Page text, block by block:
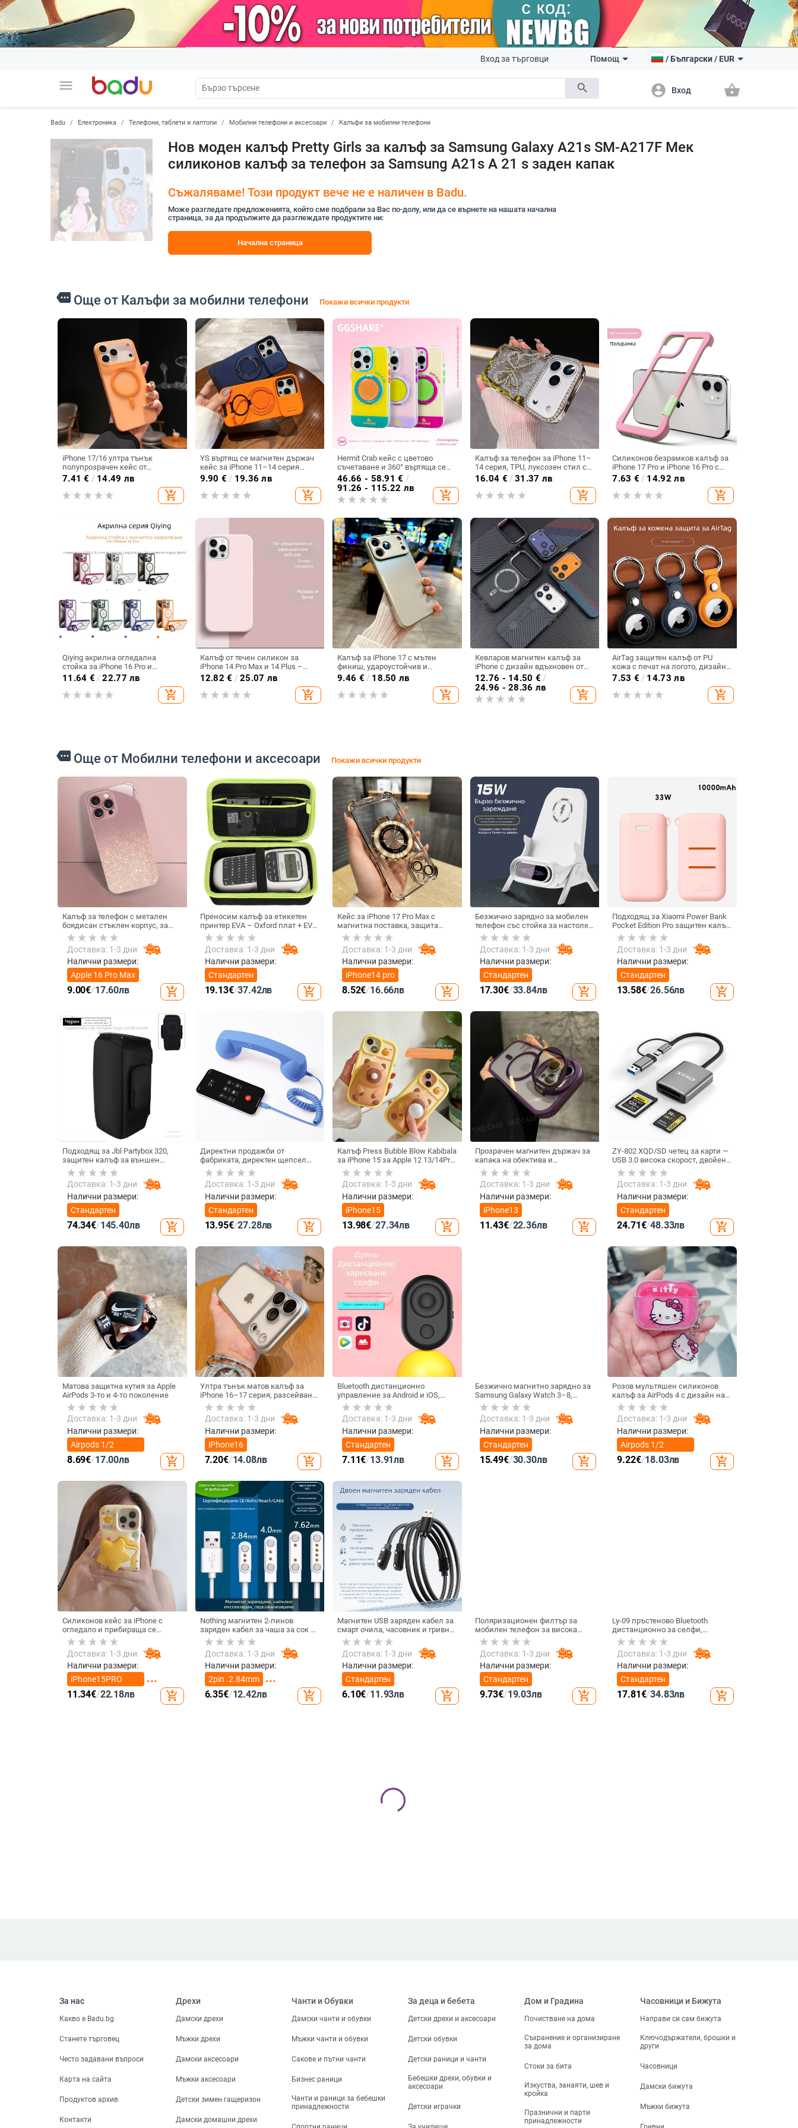
menu search
Вход за търговци Помощ /Български/ EUR
account_circle Вход shopping_basket
Badu Електроника Телефони, таблети и лаптопи Мобилни телефони и аксесоари Калъфи за мобилни телефони
Нов моден калъф Pretty Girls за калъф за Samsung Galaxy A21s SM-A217F Мек
силиконов калъф за телефон за Samsung A21s A 21 s заден капак
Съжаляваме! Този продукт вече не е наличен в Badu.
Може разгледате предложенията, който сме подбрали за Вас по-долу, или да се върнете на нашата начална
страница, за да продължите да разглеждате продуктите ни:
Начална страница
more Още от Калъфи за мобилни телефони Покажи всички продукти
iPhone 17/16 ултра тънък
полупрозрачен кейс от
поликарбонат, с матирана
повърхност, усещане за кожа,
ударозащита и магнитно
7.41 € / 14.49 лв
add_shopping_cart
YS въртящ се магнитен държач
кейс за iPhone 11–14 серия
(Pro/Pro Max) — TPU+PC,
удароустойчив, охлаждане, анти
отпечатъци
9.90 € / 19.36 лв
add_shopping_cart
Hermit Crab кейс с цветово
съчетаване и 360° въртяща се
скоба за iPhone 17 и iPhone 16
Pro Max
46.66 - 58.91 € /
91.26 - 115.22 лв
add_shopping_cart
Калъф за телефон за iPhone 11–
14 серия, TPU, луксозен стил с
пеперуда, диамантено
инкрустиране и
електроплатиране,
удароустойчив, анти отпечатъци
16.04 € /31.37 лв
add_shopping_cart
Силиконов безрамков калъф за
iPhone 17 Pro и iPhone 16 Pro с
отвори за вентилация и
охлаждане
7.63 € / 14.92 лв
add_shopping_cart
Qiying акрилна огледална
стойка за iPhone 16 Pro и
MagSafe магнитен калъф за
iPhone 14 Pro
11.64 € /22.77 лв
add_shopping_cart
Калъф от течен силикон за
iPhone 14 Pro Max и 14 Plus –
пълна защита и удароустойчив
12.82 € /25.07 лв
add_shopping_cart
Калъф за iPhone 17 с мътен
финиш, удароустойчив и
антиотпечатък, тънък профил
9.46 € / 18.50 лв
add_shopping_cart
Кевларов магнитен калъф за
iPhone с дизайн вдъхновен от
трасета, удароустойчив и
антиотпечатъчен
12.76 - 14.50 € /
24.96 - 28.36 лв
add_shopping_cart
AirTag защитен калъф от PU
кожа с печат на логото, дизайн
с единичен прорез,
персонализируем, анти-износ и
анти-спад
7.53 € / 14.73 лв
add_shopping_cart
more Още от Мобилни телефони и аксесоари Покажи всички продукти
Калъф за телефон с метален
боядисан стъклен корпус, за
iPhone 11–14 Pro Max,
охлаждане, модел YK263
Доставка: 1-3 дни
Налични размери:
Apple 16 Pro Max
9.00€/17.60лв add_shopping_cart
Преносим калъф за етикетен
принтер EVA – Oxford плат + EVA,
горещо пресовано EVA и шиене,
товароподемност 10 кг
Доставка: 1-3 дни
Налични размери:
Стандартен
19.13€/37.42лв add_shopping_cart
Кейс за iPhone 17 Pro Max с
магнитна поставка, защита
срещу изпускане на четирите
ъгъла, акрилен корпус с
електроплатиран финиш
Доставка: 1-3 дни
Налични размери:
iPhone14 pro
8.52€/16.66лв add_shopping_cart
Безжично зарядно за мобилен
телефон със стойка за настолен
монтаж за хоризонтално или
вертикално ползване, QC3.0, 2 A,
15 W, Бързо зареждане
Доставка: 1-3 дни
Налични размери:
Стандартен
17.30€/33.84лв add_shopping_cart
Подходящ за Xiaomi Power Bank
Pocket Edition Pro защитен калъф
33W силиконов 10000mA
неплъзгащ се защитен калъф за
Power Bank
Доставка: 1-3 дни
Налични размери:
Стандартен
13.58€/26.56лв add_shopping_cart
Подходящ за Jbl Partybox 320,
защитен калъф за външен
високоговорител, калъф за
количка Stage 320 Audio,
прахозащитно покритие.
Доставка: 1-3 дни
Налични размери:
Стандартен
74.34€/145.40лв add_shopping_cart
Директни продажби от
фабриката, директен щепсел
тип C, мобилен телефон, Douyin
Internet Celebrity, електрически
микрофон, слушалки с C порт,
кабелна слушалка
Доставка: 1-3 дни
Налични размери:
Стандартен
13.95€/27.28лв add_shopping_cart
Калъф Press Bubble Blow Kabibala
за iPhone 15 за Apple 12 13/14Pro
Max, устойчив на изпускане 11
Доставка: 1-3 дни
Налични размери:
iPhone15
13.98€/27.34лв add_shopping_cart
Прозрачен магнитен държач за
капака на обектива и
удароустойчив твърд калъф за
iPhone 17 Pro Max
Доставка: 1-3 дни
Налични размери:
iPhone13
11.43€/22.36лв add_shopping_cart
ZY-802 XQD/SD четец за карти —
USB 3.0 висока скорост, двойен
интерфейс Type-C и USB,
алуминиев сплав + ABS
Доставка: 1-3 дни
Налични размери:
Стандартен
24.71€/48.33лв add_shopping_cart
Матова защитна кутия за Apple
AirPods 3-то и 4-то поколение
Доставка: 1-3 дни
Налични размери:
Airpods 1/2
поколение
8.69€/17.00лв add_shopping_cart
Ултра тънък матов калъф за
iPhone 16–17 серия, разсейване
на топлината, пълно покритие,
удароустойчив и устойчив на
отпечатъци
Доставка: 1-3 дни
Налични размери:
iPhone16
7.20€/14.08лв add_shopping_cart
Bluetooth дистанционно
управление за Android и iOS,
универсално за снимки и
видеозаписи, модел 6-key
tremolo, Vernon, ABS материал,
тегло 15 g
Доставка: 1-3 дни
Налични размери:
Стандартен
7.11€/13.91лв add_shopping_cart
Безжично магнитно зарядно за
Samsung Galaxy Watch 3–8,
Active 1/2 • QC2.0 • Магнитно
зареждане • 3W / 1A
Доставка: 1-3 дни
Налични размери:
Стандартен
15.49€/30.30лв add_shopping_cart
Розов мультяшен силиконов
калъф за AirPods 4 с дизайн на
котка
Доставка: 1-3 дни
Налични размери:
Airpods 1/2
поколение
9.22€/18.03лв add_shopping_cart
Силиконов кейс за iPhone с
огледало и прибираща се
подвижна стойка в дизайн на
петолъчка, съвместим с iPhone
13–17 Pro/Max
Доставка: 1-3 дни
Налични размери:
iPhone15PRO
MAX
iPhone16PRO
11.34€/22.18лв add_shopping_cart
Nothing магнитен 2-пинов
заряден кабел за чаша за сок и
смарт часовник – 60 см, силен
магнит N52, 7,62 мм разстояние
между пиновете
Доставка: 1-3 дни
Налични размери:
2pin .2.84mm
2pin 4.0mm
6.35€/12.42лв add_shopping_cart
Магнитен USB заряден кабел за
смарт очила, часовник и гривна
– едно към две, съвместим с
4.0-12.3, марка Rising Sun
Доставка: 1-3 дни
Налични размери:
Стандартен
6.10€/11.93лв add_shopping_cart
Поляризационен филтър за
мобилен телефон за висока
резолюция — ND филтър, модел
GZM
Доставка: 1-3 дни
Налични размери:
Стандартен
9.73€/19.03лв add_shopping_cart
Ly-09 пръстеново Bluetooth
дистанционно за селфи,
Bluetooth 5.3, ABS материал,
тегло 10
Доставка: 1-3 дни
Налични размери:
Стандартен
17.81€/34.83лв add_shopping_cart
За нас
Какво е Badu.bg
Станете търговец
Често задавани въпроси
Карта на сайта
Продуктов архив
Контакти
Дрехи
Дамски дрехи
Мъжки дрехи
Дамски аксесоари
Мъжки аксесоари
Детски зимен гащеризон
Дамски домашни дрехи
Чанти и Обувки
Дамски чанти и обувки
Мъжки чанти и обувки
Сакове и пътни чанти
Бизнес раници
Чанти и раници за бебешки
принадлежности
За деца и бебета
Детски дрехи и аксесоари
Детски обувки
Детски раници и чанти
Бебешки дрехи, обувки и
аксесоари
Детски играчки
Дом и Градина
Почистване на дома
Съхранение и организиране
за дома
Стоки за бита
Изкуства, занаяти, шев и
кройка
Празнични и парти
принадлежности
Часовници и Бижута
Направи си сам бижута
Ключодържатели, брошки и
други
Часовници
Дамски бижута
Мъжки бижута